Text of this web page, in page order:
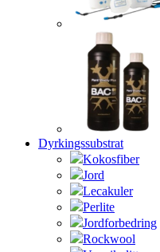
Dyrkingssubstrat
Kokosfiber
Jord
Lecakuler
Perlite
Jordforbedring
Rockwool